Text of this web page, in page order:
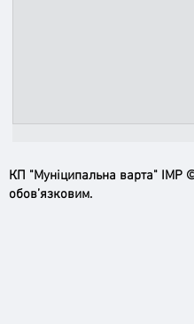
КП "Муніципальна варта" ІМР
обов’язковим.